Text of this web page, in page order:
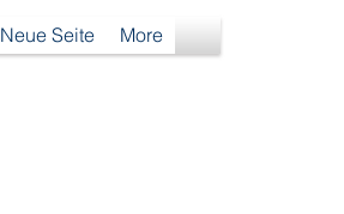
Neue Seite More